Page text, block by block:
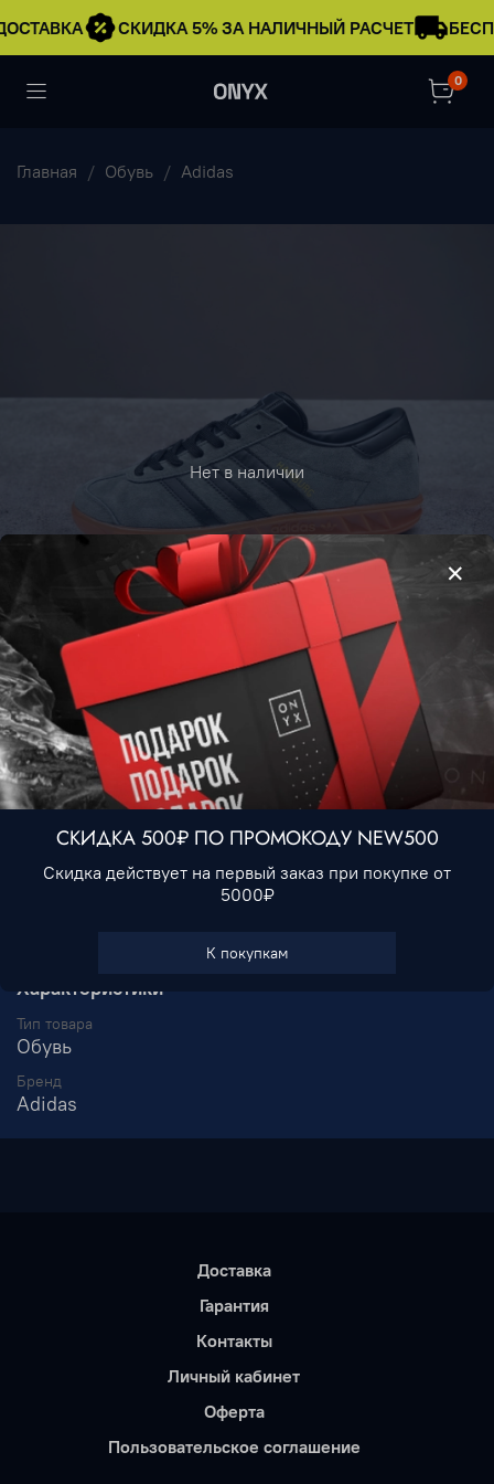
СКИДКА 5% ЗА НАЛИЧНЫЙ РАСЧЕТ
0
Главная Обувь Adidas
Нет в наличии
Adidas Hamburg • Dark Gray
4 490 ₽
Нет в наличии
Характеристики
Тип товара
Обувь
Бренд
Adidas
Доставка
Гарантия
Контакты
Личный кабинет
Оферта
Пользовательское соглашение
СКИДКА 500₽ ПО ПРОМОКОДУ NEW500
Скидка действует на первый заказ при покупке от
5000₽
К покупкам